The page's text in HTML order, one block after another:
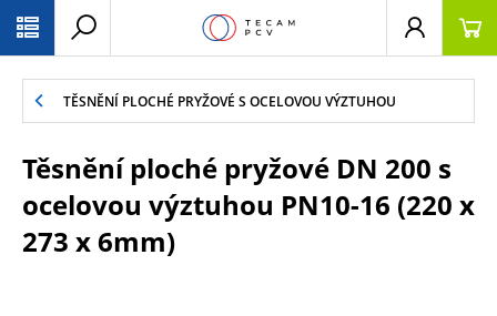
TĚSNĚNÍ PLOCHÉ PRYŽOVÉ S OCELOVOU VÝZTUHOU
Těsnění ploché pryžové DN 200 s
ocelovou výztuhou PN10-16 (220 x
273 x 6mm)